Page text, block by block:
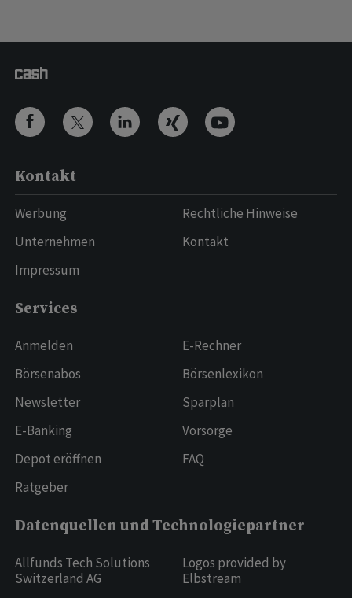
Kontakt
Werbung
Unternehmen
Impressum
Rechtliche Hinweise
Kontakt
Services
Anmelden
Börsenabos
Newsletter
E-Banking
Depot eröffnen
Ratgeber
E-Rechner
Börsenlexikon
Sparplan
Vorsorge
FAQ
Datenquellen und Technologiepartner
Allfunds Tech Solutions
Switzerland AG
Logos provided by
Elbstream